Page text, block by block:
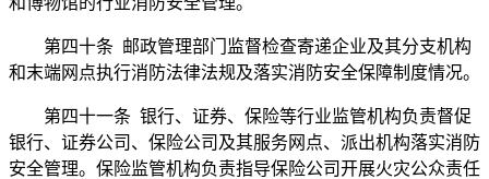
第四十条 邮政管理部门监督检查寄递企业及其分支机构
和末端网点执行消防法律法规及落实消防安全保障制度情况。
第四十一条 银行、证券、保险等行业监管机构负责督促
银行、证券公司、保险公司及其服务网点、派出机构落实消防
安全管理。保险监管机构负责指导保险公司开展火灾公众责任